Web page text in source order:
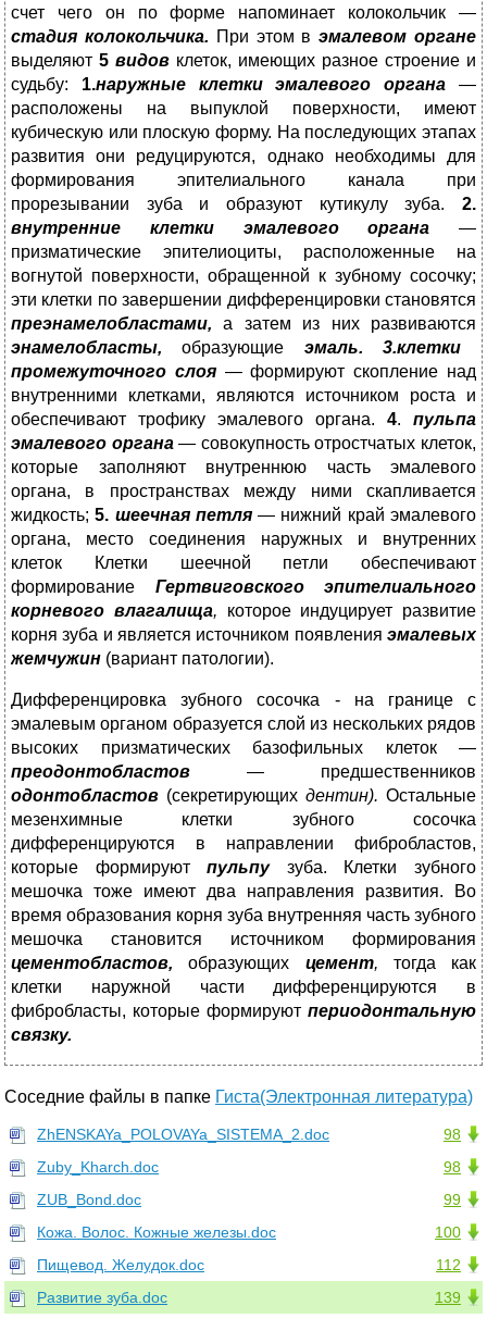
счет чего он по форме на­поминает колокольчик —
стадия колокольчика. При этом вэмалевом органе
выделяют 5 видов клеток, имеющих разное строение и
судьбу: 1.наружные клетки эмалевого органа
—
расположены на выпуклой поверхности, имеют
кубическую или плоскую форму. На последующих этапах
развития они редуцируются, однако необходимы для
формирова­ния эпителиального канала при
прорезывании зуба и образуют кутикулу зуба. 2.
внутренние клетки эмалевого органа
—
призматические эпителиоциты, распо­ложенные на
вогнутой поверхности, обращенной к зубному сосочку;
эти клетки по завер­шении дифференцировки становятся
преэнамелобластами,а затем из них развиваются
энамелобласты,образующие эмаль. 3.клетки
промежуточного слоя — формируют скопление над
внутренними клет­ками, являются источником роста и
обеспечивают трофику эмалевого органа. 4. пульпа
эмалевого органа — совокупность отростчатых клеток,
которые запол­няют внутреннюю часть эмалевого
органа, в пространствах между ними скапливается
жидкость;5. шеечная петля — нижний край эмалевого
органа, место соединения наружных и внутренних
клеток Клетки шеечной петли обеспечивают
формирование Гертвиговского эпителиаль­ного
корневого влагалища, которое индуцирует развитие
корня зуба и является источни­ком появления эмалевых
жемчужин (вариант патологии).
Дифференцировка зубного сосочка - на границе с
эмалевым органом образуется слой из нескольких рядов
высоких призматических базофильных кле­ток —
преодонтобластов — предшественников
одонтобластов (секретирующих ден­тин). Остальные
мезенхимные клетки зубного сосочка
дифференцируются в направлении фибробластов,
которые формируютпульпу
зуба. Клетки зубного
мешочка тоже имеют два направления развития. Во
время образования корня зуба внутренняя часть зубного
ме­шочка становится источником формирования
цементобластов, образующих цемент, то­гда как
клетки наружной части дифференцируются в
фибробласты, которые формируют периодонтальную
связку.
Соседние файлы в папке Гиста(Электронная литература)
98
ZhENSKAYa_POLOVAYa_SISTEMA_2.doc
98
Zuby_Kharch.doc
99
ZUB_Bond.doc
100
Кожа. Волос. Кожные железы.doc
112
Пищевод. Желудок.doc
139
Развитие зуба.doc